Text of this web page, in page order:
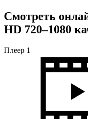
Смотреть
HD 720–1080
Плеер 1